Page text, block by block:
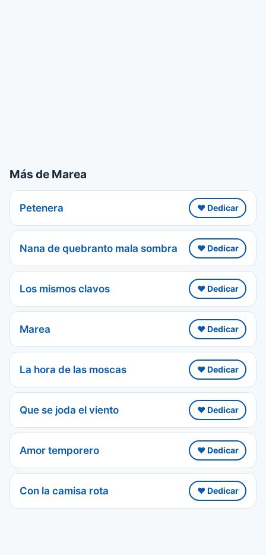
Más de Marea
Petenera ❤️ Dedicar
Nana de quebranto mala sombra ❤️ Dedicar
Los mismos clavos ❤️ Dedicar
Marea ❤️ Dedicar
La hora de las moscas ❤️ Dedicar
Que se joda el viento ❤️ Dedicar
Amor temporero ❤️ Dedicar
Con la camisa rota ❤️ Dedicar